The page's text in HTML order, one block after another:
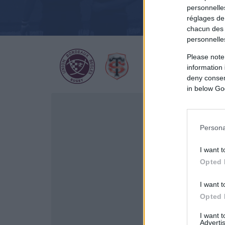
réglages
chacun
Please
information
deny
in below
I want
Opted
I want
Opted
I want